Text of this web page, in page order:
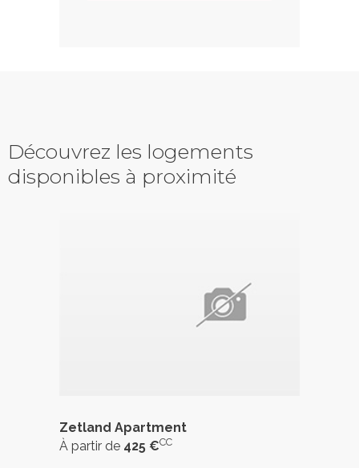
Découvrez les logements
disponibles à proximité
Zetland Apartment
À partir de 425 €CC